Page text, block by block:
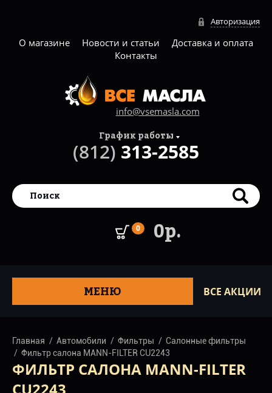
Авторизация
О магазине Новости и статьи
Доставка и оплата
Контакты
info@vsemasla.com
0 0р.
График работы
(812) 313-2585
МЕНЮ ВСЕ АКЦИИ
Главная Автомобили Фильтры
Салонные фильтры
Фильтр салона MANN-FILTER CU2243
ФИЛЬТР САЛОНА MANN-FILTER